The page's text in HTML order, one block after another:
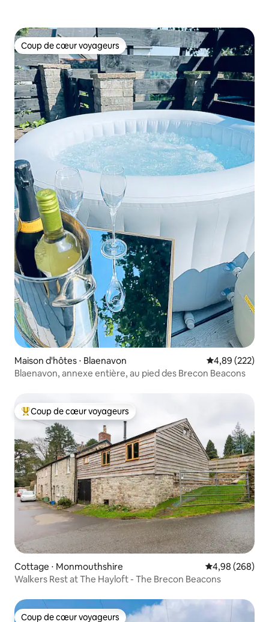
Coup de cœur voyageurs
Coup de cœur voyageurs
Maison d'hôtes ⋅ Blaenavon Évaluation
4,89 (222)
Blaenavon, annexe entière, au pied des Brecon Beacons
Coups de cœur voyageurs les plus appréciés
Coup de cœur voyageurs
Cottage ⋅ Monmouthshire Évaluation
4,98 (268)
Walkers Rest at The Hayloft - The Brecon Beacons
Coup de cœur voyageurs